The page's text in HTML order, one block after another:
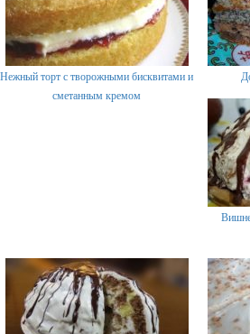
Нежный торт с творожными бисквитами и
сметанным кремом